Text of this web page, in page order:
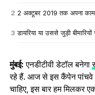
2 अक्टूबर 2019 तक अपना काम
डायरिया या उससे जुड़ी
मुंबई:एनडीटीवी डेटॉल बनेगा
रहे हैं. आज से इस कैंपेन पांचवे
चाहिए, इस बार हम